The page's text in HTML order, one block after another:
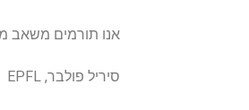
אנו תורמים משאב
סיריל פולבר, EPFL